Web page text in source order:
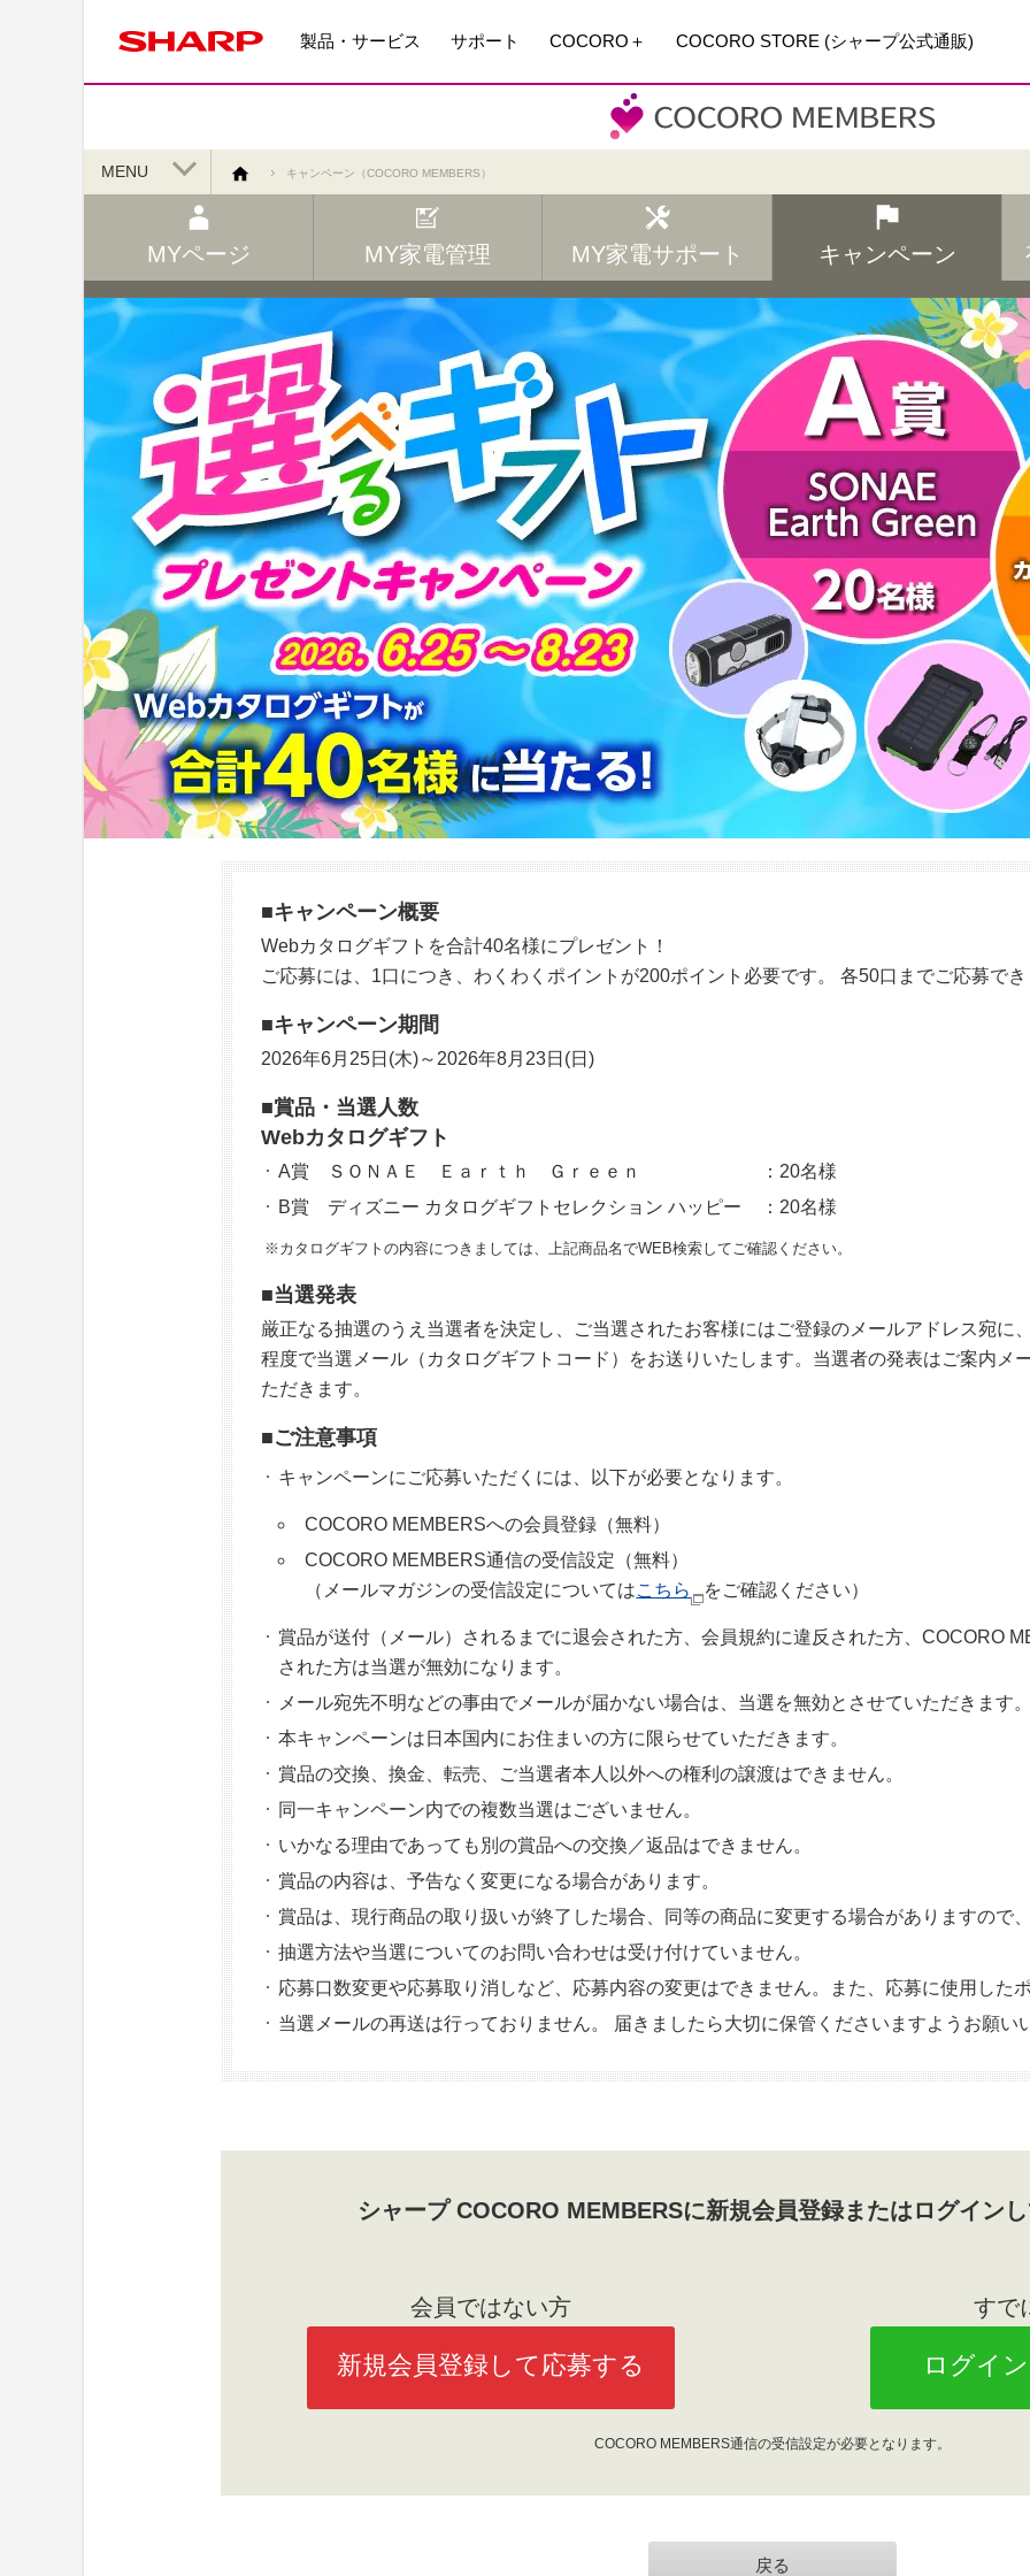
製品・サービス サポート COCORO＋ COCORO STORE (シャープ公式通販)
MENU キャンペーン（COCORO MEMBERS）
MYページ MY家電管理 MY家電サポート キャンペーン
■キャンペーン概要
Webカタログギフトを合計40名様にプレゼント！
ご応募には、1口につき、わくわくポイントが200ポイント必要です。 各50口までご応募で
■キャンペーン期間
2026年6月25日(木)～2026年8月23日(日)
■賞品・当選人数
Webカタログギフト
A賞 ＳＯＮＡＥ Ｅａｒｔｈ Ｇｒｅｅｎ
：20名様
B賞 ディズニー カタログギフトセレクション ハッピー
：20名様
※カタログギフトの内容につきましては、上記商品名でWEB検索してご確認ください。
■当選発表
厳正なる抽選のうえ当選者を決定し、ご当選されたお客様にはご登録のメールアドレス宛に
程度で当選メール（カタログギフトコード）をお送りいたします。当選者の発表はご案内メ
ただきます。
■ご注意事項
キャンペーンにご応募いただくには、以下が必要となります。
COCORO MEMBERSへの会員登録（無料）
COCORO MEMBERS通信の受信設定（無料）
（メールマガジンの受信設定についてはこちら をご確認ください）
賞品が送付（メール）されるまでに退会された方、会員規約に違反された方、COCORO
された方は当選が無効になります。
メール宛先不明などの事由でメールが届かない場合は、当選を無効とさせていただきます
本キャンペーンは日本国内にお住まいの方に限らせていただきます。
賞品の交換、換金、転売、ご当選者本人以外への権利の譲渡はできません。
同一キャンペーン内での複数当選はございません。
いかなる理由であっても別の賞品への交換／返品はできません。
賞品の内容は、予告なく変更になる場合があります。
賞品は、現行商品の取り扱いが終了した場合、同等の商品に変更する場合がありますので
抽選方法や当選についてのお問い合わせは受け付けていません。
応募口数変更や応募取り消しなど、応募内容の変更はできません。また、応募に使用した
当選メールの再送は行っておりません。 届きましたら大切に保管くださいますようお願い
シャープ COCORO MEMBERSに新規会員登録またはログイン
会員ではない方
新規会員登録して応募する
すで
ログイ
COCORO MEMBERS通信の受信設定が必要となります。
戻る